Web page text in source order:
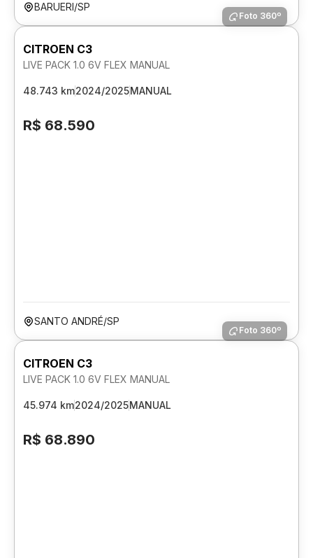
BARUERI/SP
Foto 360º
CITROEN C3
LIVE PACK 1.0 6V FLEX MANUAL
48.743 km2024/2025MANUAL
R$ 68.590
SANTO ANDRÉ/SP
Foto 360º
CITROEN C3
LIVE PACK 1.0 6V FLEX MANUAL
45.974 km2024/2025MANUAL
R$ 68.890